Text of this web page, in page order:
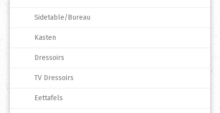
Sidetable/Bureau
Kasten
Dressoirs
TV Dressoirs
Eettafels